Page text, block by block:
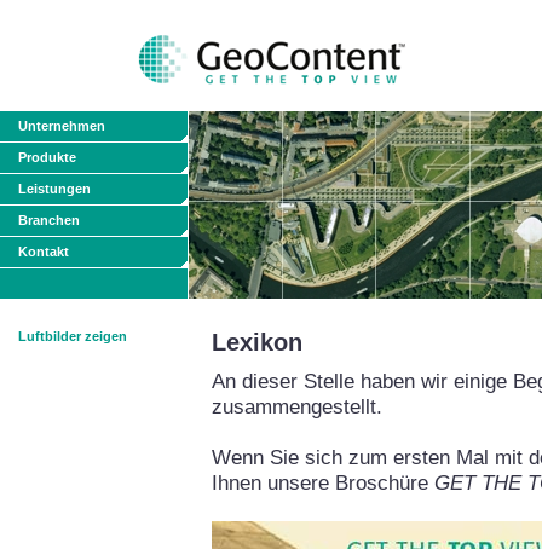
Unternehmen
Produkte
Leistungen
Branchen
Kontakt
Luftbilder zeigen Lexikon
An dieser Stelle haben wir einige
zusammengestellt.
Wenn Sie sich zum ersten Mal mit
Ihnen unsere Broschüre GET THE